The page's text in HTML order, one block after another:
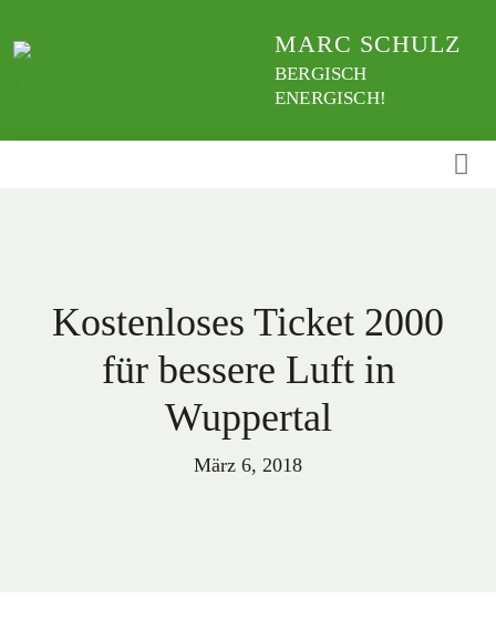
zum
MARC SCHULZ
BERGISCH
ENERGISCH!
Kostenloses Ticket 2000
für bessere Luft in
Wuppertal
März 6, 2018